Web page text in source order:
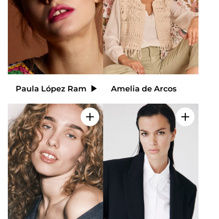
Paula López RamosVideoAmelia de Arcos
Añadir a mi selección Añadir